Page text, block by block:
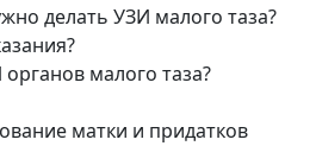
делать УЗИ малого таза?
малого таза?
матки и придатков